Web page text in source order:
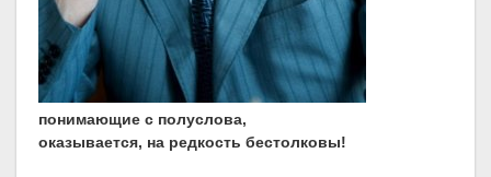
понимающие с полуслова,
оказывается, на редкость бестолковы!